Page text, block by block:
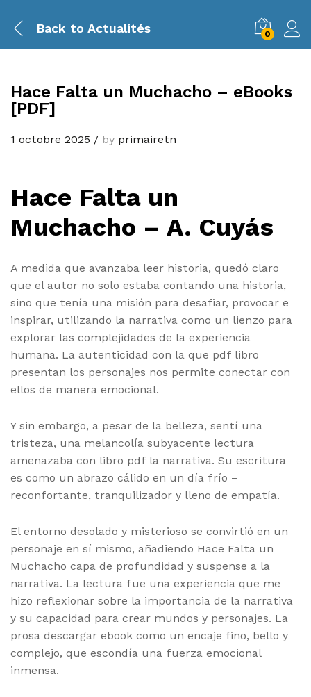
Back to Actualités 0
Hace Falta un Muchacho – eBooks
[PDF]
1 octobre 2025 / by primairetn
Hace Falta un
Muchacho – A. Cuyás
A medida que avanzaba leer historia, quedó claro
que el autor no solo estaba contando una historia,
sino que tenía una misión para desafiar, provocar e
inspirar, utilizando la narrativa como un lienzo para
explorar las complejidades de la experiencia
humana. La autenticidad con la que pdf libro
presentan los personajes nos permite conectar con
ellos de manera emocional.
Y sin embargo, a pesar de la belleza, sentí una
tristeza, una melancolía subyacente lectura
amenazaba con libro pdf la narrativa. Su escritura
es como un abrazo cálido en un día frío –
reconfortante, tranquilizador y lleno de empatía.
El entorno desolado y misterioso se convirtió en un
personaje en sí mismo, añadiendo Hace Falta un
Muchacho capa de profundidad y suspense a la
narrativa. La lectura fue una experiencia que me
hizo reflexionar sobre la importancia de la narrativa
y su capacidad para crear mundos y personajes. La
prosa descargar ebook como un encaje fino, bello y
complejo, que escondía una fuerza emocional
inmensa.